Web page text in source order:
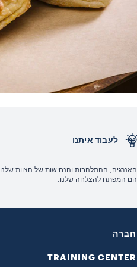
לעבוד איתנו
האנרגיה, ההתלהבות והנחישות של הצוות שלנו
הם המפתח להצלחה שלנו.
חברה
TRAINING CENTER